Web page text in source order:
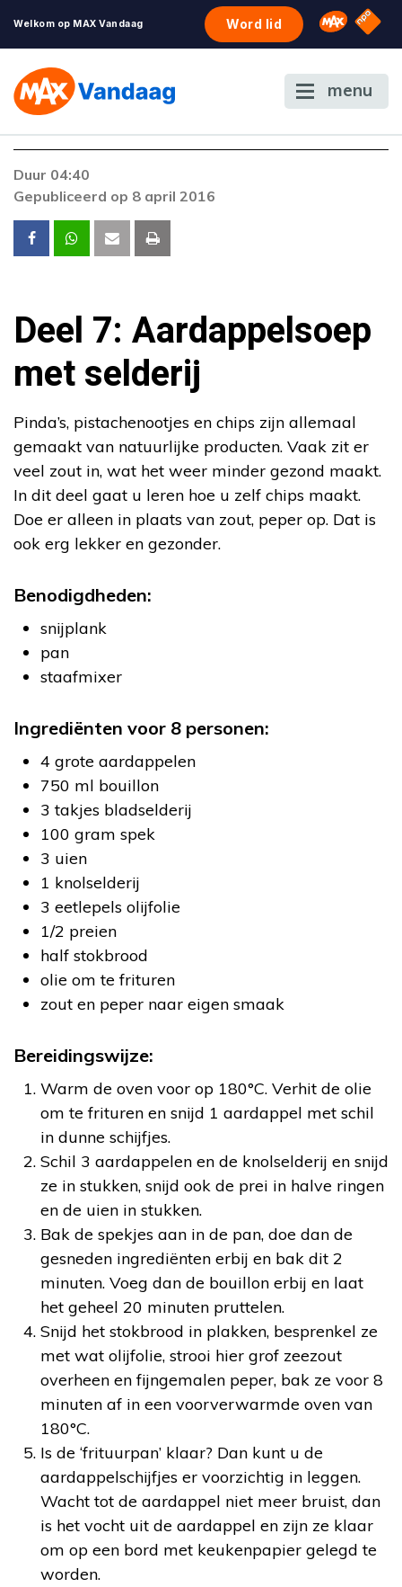
Welkom op MAX Vandaag Word lid Omroep
NPO
menu
Duur 04:40
Gepubliceerd op 8 april 2016
Deel 7: Aardappelsoep
met selderij
Pinda’s, pistachenootjes en chips zijn allemaal
gemaakt van natuurlijke producten. Vaak zit er
veel zout in, wat het weer minder gezond maakt.
In dit deel gaat u leren hoe u zelf chips maakt.
Doe er alleen in plaats van zout, peper op. Dat is
ook erg lekker en gezonder.
Benodigdheden:
snijplank
pan
staafmixer
Ingrediënten voor 8 personen:
4 grote aardappelen
750 ml bouillon
3 takjes bladselderij
100 gram spek
3 uien
1 knolselderij
3 eetlepels olijfolie
1/2 preien
half stokbrood
olie om te frituren
zout en peper naar eigen smaak
Bereidingswijze:
Warm de oven voor op 180°C. Verhit de olie
om te frituren en snijd 1 aardappel met schil
in dunne schijfjes.
Schil 3 aardappelen en de knolselderij en snijd
ze in stukken, snijd ook de prei in halve ringen
en de uien in stukken.
Bak de spekjes aan in de pan, doe dan de
gesneden ingrediënten erbij en bak dit 2
minuten. Voeg dan de bouillon erbij en laat
het geheel 20 minuten pruttelen.
Snijd het stokbrood in plakken, besprenkel ze
met wat olijfolie, strooi hier grof zeezout
overheen en fijngemalen peper, bak ze voor 8
minuten af in een voorverwarmde oven van
180°C.
Is de ‘frituurpan’ klaar? Dan kunt u de
aardappelschijfjes er voorzichtig in leggen.
Wacht tot de aardappel niet meer bruist, dan
is het vocht uit de aardappel en zijn ze klaar
om op een bord met keukenpapier gelegd te
worden.